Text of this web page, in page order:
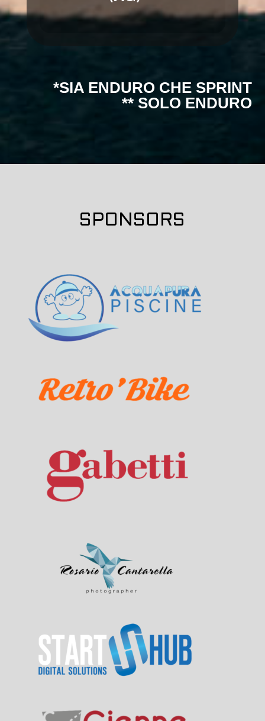
*SIA ENDURO CHE SPRINT
** SOLO ENDURO
SPONSORS